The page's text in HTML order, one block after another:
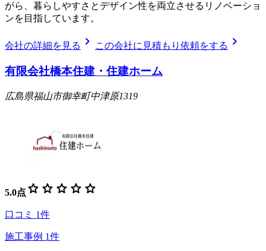
がら、暮らしやすさとデザイン性を両立させるリノベーショ
ンを目指しています。
会社の詳細を見る chevron_right この会社に見積もり依頼をする chevron_right
有限会社橋本住建・住建ホーム
広島県福山市御幸町中津原1319
5.0点 star star star star star
口コミ 1件
施工事例 1件